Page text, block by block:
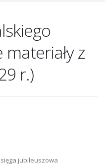
z
r.)
jubileuszowa